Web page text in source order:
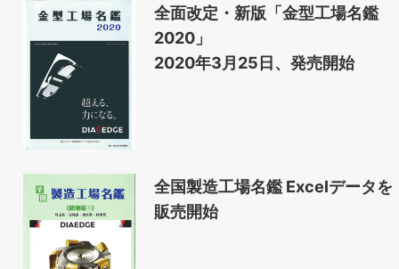
全面改定・新版「金型工場名鑑
2020」
2020年3月25日、発売開始
全国製造工場名鑑 Excelデータを
販売開始